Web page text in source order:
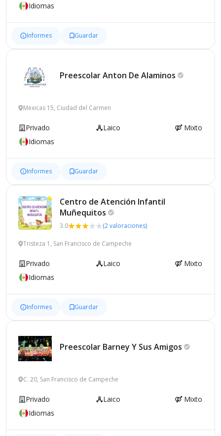
Idiomas
Informes Guardar
Preescolar Anton De Alaminos
Mexicas 15, Ciudad del Carmen
Privado Laico
Mixto
Idiomas
Informes Guardar
Centro de Atención Infantil
Muñequitos
3.0 (2 valoraciones)
Tristeza 1, San Francisco de Campeche
Privado Laico
Mixto
Idiomas
Informes Guardar
Preescolar Barney Y Sus Amigos
C. 20, San Francisco de Campeche
Privado Laico
Mixto
Idiomas